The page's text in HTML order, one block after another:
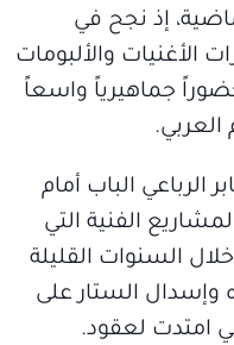
إذ نجح في
الأغنيات والألبومات
جماهيرياً واسعاً
العربي.
الرباعي الباب أمام
الفنية التي
السنوات القليلة
وإسدال الستار على
امتدت لعقود.